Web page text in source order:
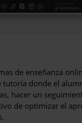
de enseñanza
tutoría donde el
hacer un
de optimizar el